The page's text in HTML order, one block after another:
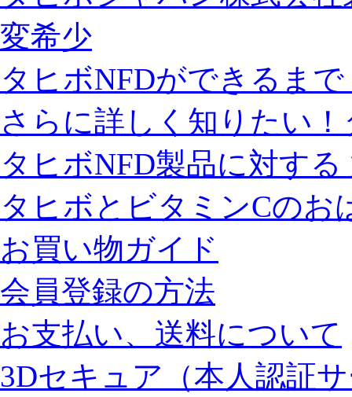
変希少
タヒボNFDができるま
さらに詳しく知りたい
タヒボNFD製品に対す
タヒボとビタミンCのお
お買い物ガイド
会員登録の方法
お支払い、送料について
3Dセキュア（本人認証